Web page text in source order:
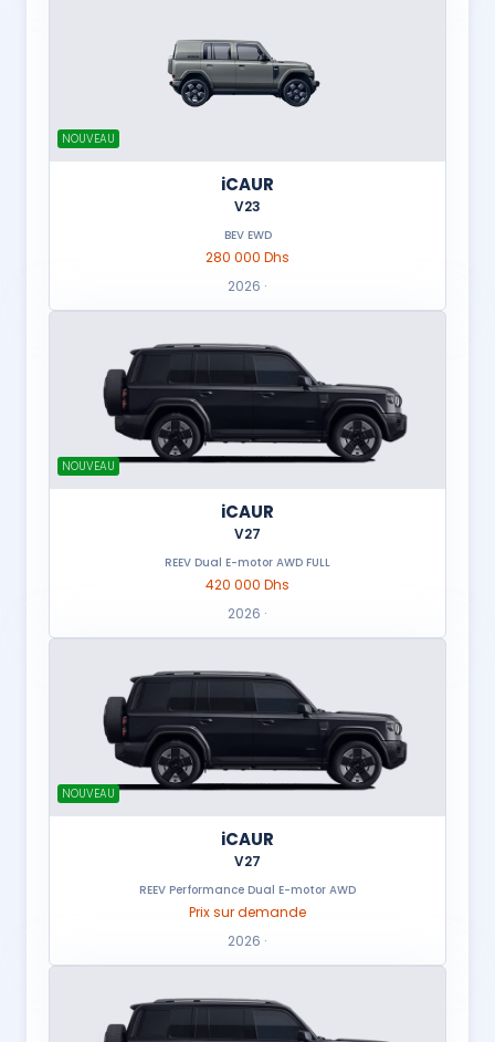
NOUVEAU
iCAUR
V23
BEV EWD
280 000 Dhs
2026 ·
NOUVEAU
iCAUR
V27
REEV Dual E-motor AWD FULL
420 000 Dhs
2026 ·
NOUVEAU
iCAUR
V27
REEV Performance Dual E-motor AWD
Prix sur demande
2026 ·